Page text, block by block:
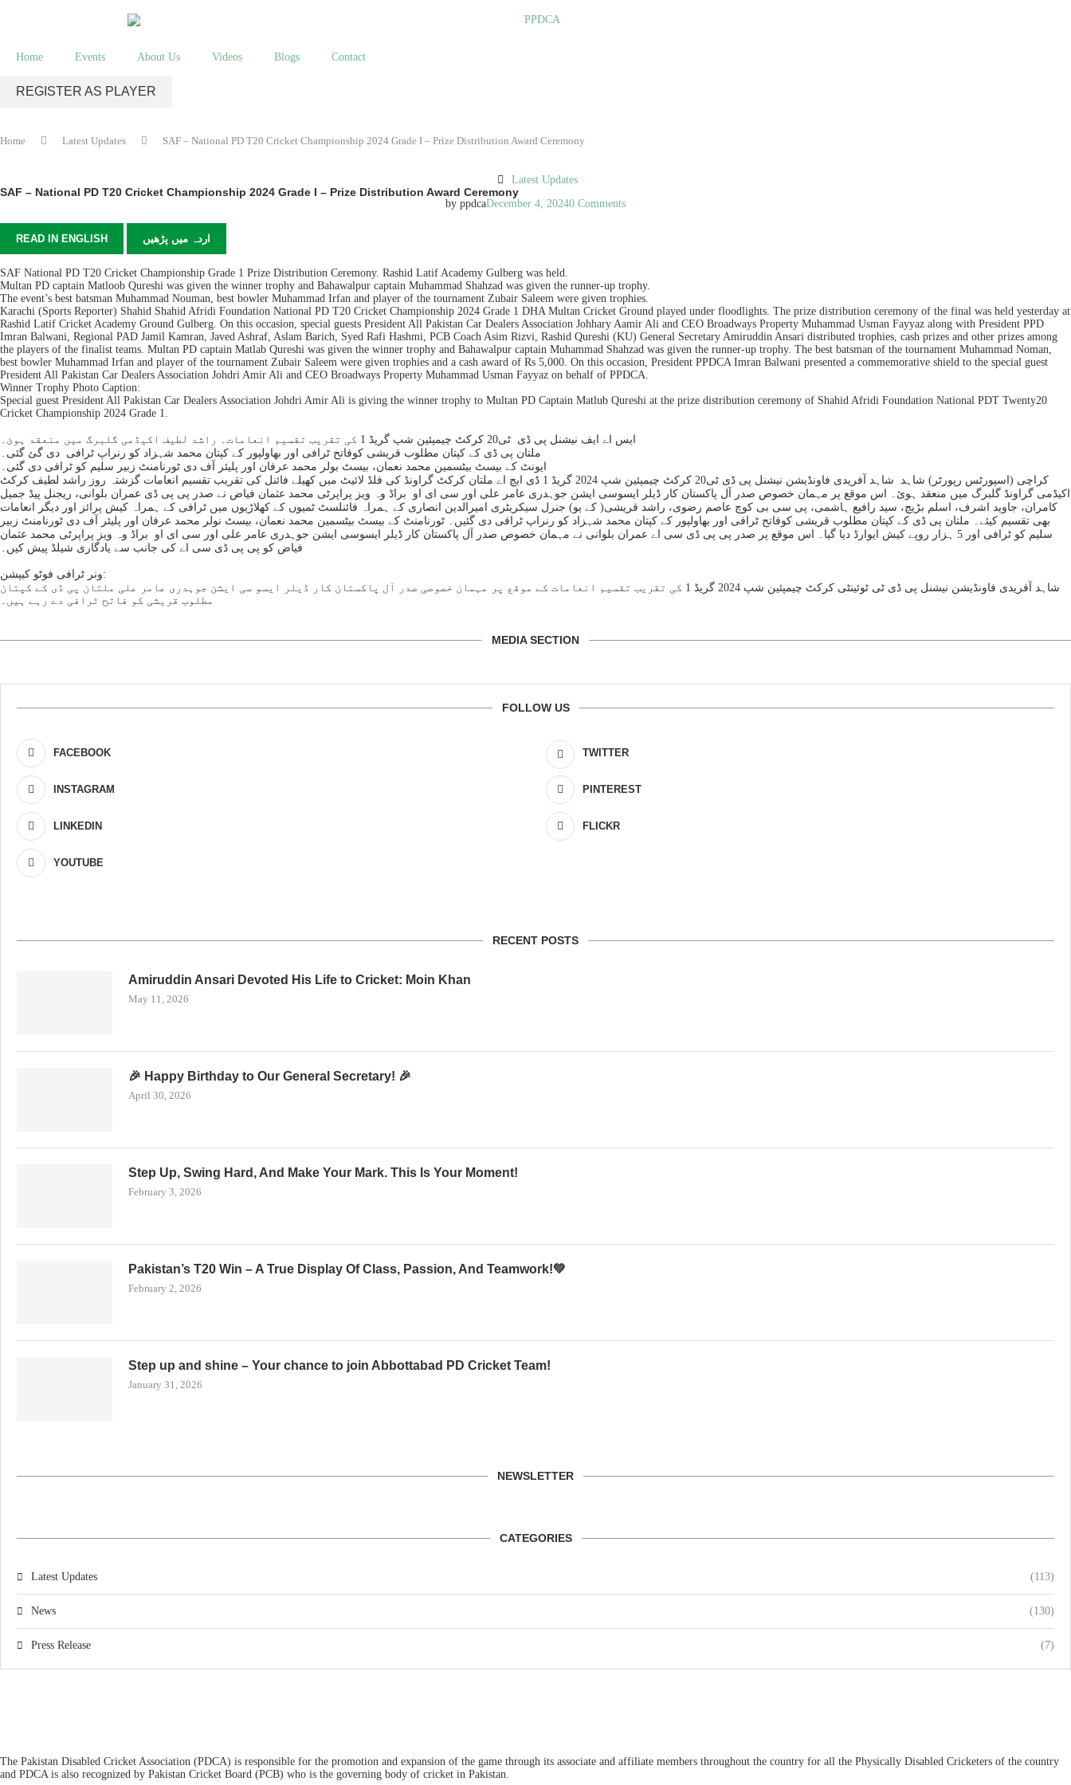
Home Events About Us Videos Blogs Contact
REGISTER AS PLAYER
Home Latest Updates SAF – National PD T20 Cricket Championship 2024 Grade I – Prize Distribution Award Ceremony
Latest Updates
SAF – National PD T20 Cricket Championship 2024 Grade I – Prize Distribution Award Ceremony
by ppdcaDecember 4, 20240 Comments
READ IN ENGLISH اردہ میں پڑھیں
SAF National PD T20 Cricket Championship Grade 1 Prize Distribution Ceremony. Rashid Latif Academy Gulberg was held.
Multan PD captain Matloob Qureshi was given the winner trophy and Bahawalpur captain Muhammad Shahzad was given the runner-up trophy.
The event’s best batsman Muhammad Nouman, best bowler Muhammad Irfan and player of the tournament Zubair Saleem were given trophies.
Karachi (Sports Reporter) Shahid Shahid Afridi Foundation National PD T20 Cricket Championship 2024 Grade 1 DHA Multan Cricket Ground played under floodlights. The prize distribution ceremony of the final was held yesterday at
Rashid Latif Cricket Academy Ground Gulberg. On this occasion, special guests President All Pakistan Car Dealers Association Johhary Aamir Ali and CEO Broadways Property Muhammad Usman Fayyaz along with President PPD
Imran Balwani, Regional PAD Jamil Kamran, Javed Ashraf, Aslam Barich, Syed Rafi Hashmi, PCB Coach Asim Rizvi, Rashid Qureshi (KU) General Secretary Amiruddin Ansari distributed trophies, cash prizes and other prizes among
the players of the finalist teams. Multan PD captain Matlab Qureshi was given the winner trophy and Bahawalpur captain Muhammad Shahzad was given the runner-up trophy. The best batsman of the tournament Muhammad Noman,
best bowler Muhammad Irfan and player of the tournament Zubair Saleem were given trophies and a cash award of Rs 5,000. On this occasion, President PPDCA Imran Balwani presented a commemorative shield to the special guest
President All Pakistan Car Dealers Association Johdri Amir Ali and CEO Broadways Property Muhammad Usman Fayyaz on behalf of PPDCA.
Winner Trophy Photo Caption:
Special guest President All Pakistan Car Dealers Association Johdri Amir Ali is giving the winner trophy to Multan PD Captain Matlub Qureshi at the prize distribution ceremony of Shahid Afridi Foundation National PDT Twenty20
Cricket Championship 2024 Grade 1.
ایس اے ایف نیشنل پی ڈی ٹی20 کرکٹ چیمپئین شپ گریڈ 1 کی تقریب تقسیم انعامات۔ راشد لطیف اکیڈمی گلبرگ میں منعقد ہوئ۔
ملتان پی ڈی کے کپتان مطلوب قریشی کوفاتح ٹرافی اور بھاولپور کے کپتان محمد شہزاد کو رنراپ ٹرافی دی گئ گئی۔
ایونٹ کے بیسٹ بیٹسمین محمد نعمان، بیسٹ بولر محمد عرفان اور پلیئر آف دی ٹورنامنٹ زبیر سلیم کو ٹرافی دی گئی۔
کراچی (اسپورٹس رپورٹر) شاہد شاہد آفریدی فاونڈیشن نیشنل پی ڈی ٹی20 کرکٹ چیمپئین شپ 2024 گریڈ 1 ڈی ایچ اے ملتان کرکٹ گراونڈ کی فلڈ لائیٹ میں کھیلے فائنل کی تقریب تقسیم انعامات گزشتہ روز راشد لطیف کرکٹ
اکیڈمی گراونڈ گلبرگ میں منعقد ہوئ۔ اس موقع پر مہمان خصوص صدر آل پاکستان کار ڈیلر ایسوسی ایشن جوہدری عامر علی اور سی ای او براڈ وہ ویز پراپرٹی محمد عثمان فیاض نے صدر پی پی ڈی عمران بلوانی، ریجنل پیڈ جمیل
کامران، جاوید اشرف، اسلم بڑیچ، سید رافیع ہاشمی، پی سی بی کوچ عاصم رضوی، راشد قریشی( کے یو) جنرل سیکریٹری امیرالدین انصاری کے ہمراہ فائنلسٹ ٹمیوں کے کھلاڑیوں میں ٹرافی کے ہمراہ کیش پرائز اور دیگر انعامات
بھی تقسیم کیئے۔ ملتان پی ڈی کے کپتان مطلوب قریشی کوفاتح ٹرافی اور بھاولپور کے کپتان محمد شہزاد کو رنراپ ٹرافی دی گئیں۔ ٹورنامنٹ کے بیسٹ بیٹسمین محمد نعمان، بیسٹ نولر محمد عرفان اور پلیئر آف دی ٹورنامنٹ زبیر
سلیم کو ٹرافی اور 5 ہزار روپے کیش ایوارڈ دیا گیا۔ اس موقع پر صدر پی پی ڈی سی اے عمران بلوانی نے مہمان خصوص صدر آل پاکستان کار ڈیلر ایسوسی ایشن جوہدری عامر علی اور سی ای او براڈ وہ ویز پراپرٹی محمد عثمان
فیاض کو پی پی ڈی سی اے کی جانب سے یادگاری شیلڈ پیش کیں۔
ونر ٹرافی فوٹو کیپشن:
شاہد آفریدی فاونڈیشن نیشنل پی ڈی ٹی ٹوئینٹی کرکٹ چیمپئین شپ 2024 گریڈ 1 کی تقریب تقسیم انعامات کے موقع پر مہمان خصوصی صدر آل پاکستان کار ڈیلر ایسو سی ایشن جوہدری عامر علی ملتان پی ڈی کے کپتان
مطلوب قریشی کو فاتح ٹرافی دے رہے ہیں۔
MEDIA SECTION
FOLLOW US
FACEBOOK TWITTER
INSTAGRAM PINTEREST
LINKEDIN FLICKR
YOUTUBE
RECENT POSTS
Amiruddin Ansari Devoted His Life to Cricket: Moin Khan
May 11, 2026
🎉 Happy Birthday to Our General Secretary! 🎉
April 30, 2026
Step Up, Swing Hard, And Make Your Mark. This Is Your Moment!
February 3, 2026
Pakistan’s T20 Win – A True Display Of Class, Passion, And Teamwork!💚
February 2, 2026
Step up and shine – Your chance to join Abbottabad PD Cricket Team!
January 31, 2026
NEWSLETTER
CATEGORIES
Latest Updates (113)
News (130)
Press Release (7)
The Pakistan Disabled Cricket Association (PDCA) is responsible for the promotion and expansion of the game through its associate and affiliate members throughout the country for all the Physically Disabled Cricketers of the country
and PDCA is also recognized by Pakistan Cricket Board (PCB) who is the governing body of cricket in Pakistan.